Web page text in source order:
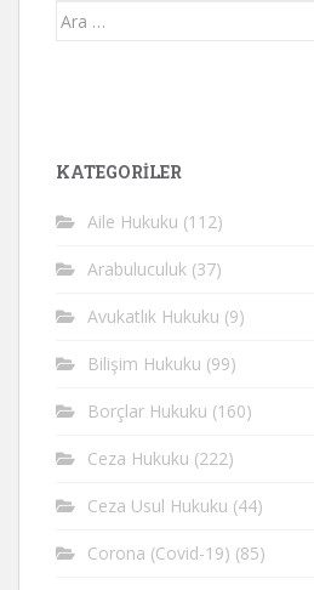
Arama
KATEGORİLER
Aile Hukuku (112)
Arabuluculuk (37)
Avukatlık Hukuku (9)
Bilişim Hukuku (99)
Borçlar Hukuku (160)
Ceza Hukuku (222)
Ceza Usul Hukuku (44)
Corona (Covid-19) (85)